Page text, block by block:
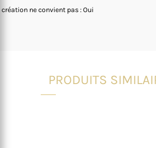
création ne convient pas : Oui
PRODUITS